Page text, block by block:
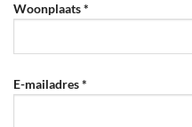
Woonplaats *
E-mailadres *